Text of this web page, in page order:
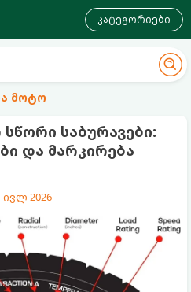
კატეგორიები
მოტო
საბურავები:
და მარკირება
ივლ 2026